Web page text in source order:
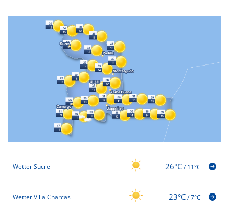
Wetter Sucre 26°C/11°C
Wetter Villa Charcas 23°C/7°C